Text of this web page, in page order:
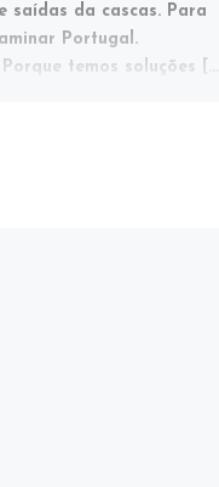
saídas da cascas. Para
Portugal.
Porque temos soluções […]